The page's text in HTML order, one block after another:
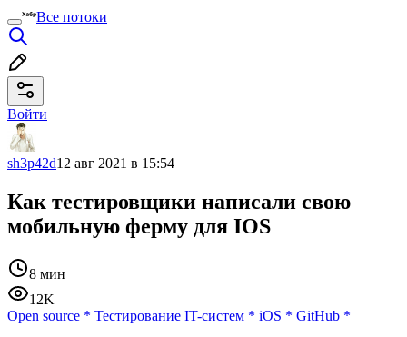
Все потоки
Войти
sh3p42d12 авг 2021 в 15:54
Как тестировщики написали свою
мобильную ферму для IOS
8 мин
12K
Open source * Тестирование IT-систем * iOS * GitHub *